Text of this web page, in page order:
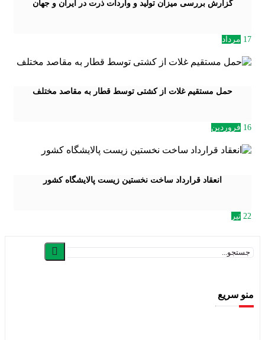
گزارش بررسی میزان تولید و واردات ذرت در ایران و جهان
17 مرداد
حمل مستقیم غلات از کشتی توسط قطار به مقاصد مختلف
16 فروردین
انعقاد قرارداد ساخت نخستين زيست پالايشگاه كشور
22 تیر
منو سریع